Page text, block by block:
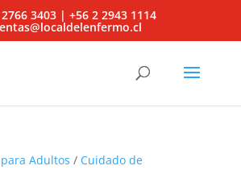
3403 | +56 2 2943 1114
Adultos / Cuidado de